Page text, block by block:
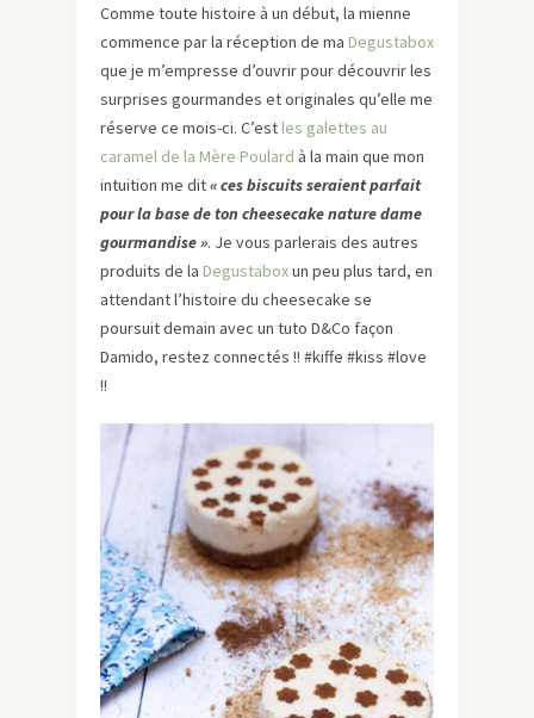
Comme toute histoire à un début, la mienne
commence par la réception de ma Degustabox
que je m’empresse d’ouvrir pour découvrir les
surprises gourmandes et originales qu’elle me
réserve ce mois-ci. C’estles galettes au
caramel de la Mère Poulard à la main que mon
intuition me dit« ces biscuits seraient parfait
pour la base de ton cheesecake nature dame
gourmandise ». Je vous parlerais des autres
produits de la Degustaboxun peu plus tard, en
attendant l’histoire du cheesecake se
poursuit demain avec un tuto D&Co façon
Damido, restez connectés !! #kiffe #kiss #love
!!